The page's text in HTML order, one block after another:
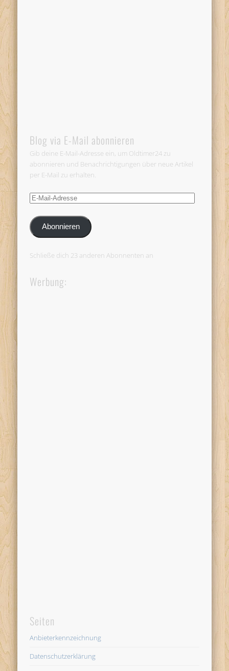
Blog via E-Mail abonnieren
Gib deine E-Mail-Adresse ein, um Oldtimer24 zu
abonnieren und Benachrichtigungen über neue Artikel
per E-Mail zu erhalten.
E-
Adresse
Abonnieren
Schließe dich 23 anderen Abonnenten an
Werbung:
Seiten
Anbieterkennzeichnung
Datenschutzerklärung